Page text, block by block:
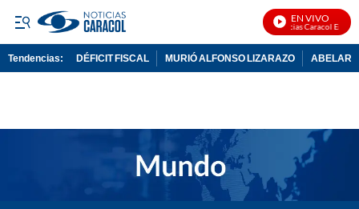
EN VIVO
Noticias Caracol En Vivo
Tendencias: DÉFICIT FISCAL MURIÓ ALFONSO LIZARAZO